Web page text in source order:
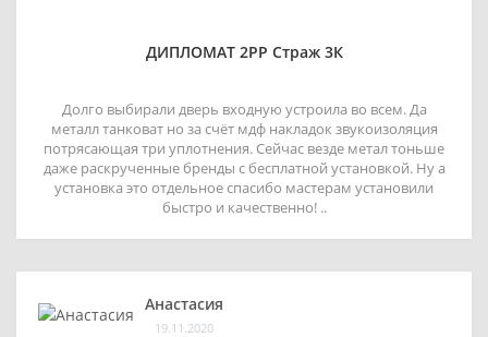
ДИПЛОМАТ 2РР Страж 3К
Долго выбирали дверь входную устроила во всем. Да
металл танковат но за счёт мдф накладок звукоизоляция
потрясающая три уплотнения. Сейчас везде метал тоньше
даже раскрученные бренды с бесплатной установкой. Ну а
установка это отдельное спасибо мастерам установили
быстро и качественно! ..
Анастасия
19.11.2020